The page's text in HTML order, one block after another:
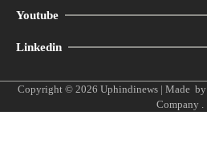
Youtube
Linkedin
Copyright © 2026 Uphindinews| Made by
Company.